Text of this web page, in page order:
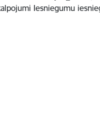
Iesniegumu